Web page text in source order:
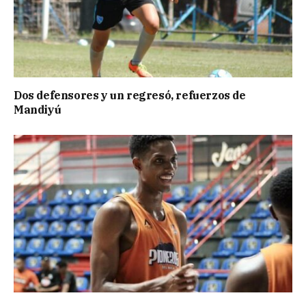
Dos defensores y un regresó, refuerzos de
Mandiyú